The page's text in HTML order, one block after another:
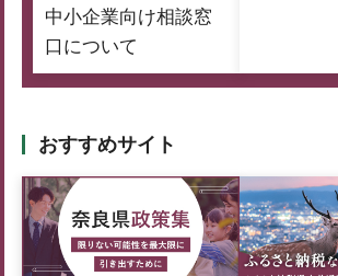
中小企業向け相談窓
口について
おすすめサイト